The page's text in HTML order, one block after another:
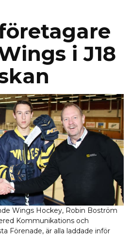
i J18
Wings Hockey, Robin Boström
Kommunikations och
Förenade, är alla laddade inför